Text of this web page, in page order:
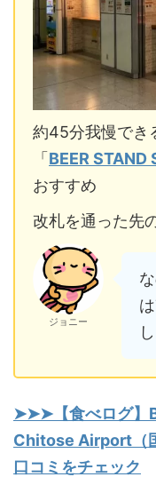
約45分我慢でき
「BEER STAND
おすすめ
改札を通った先
ジョニー
➤➤➤【食べログ】
Chitose Airport（
口コミをチェック